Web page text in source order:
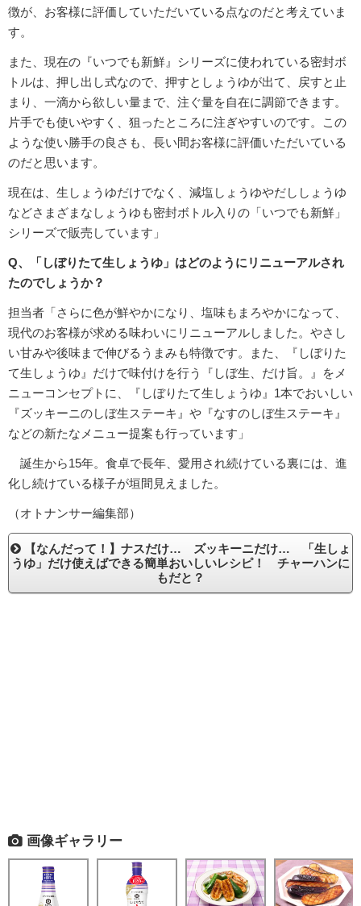
徴が、お客様に評価していただいている点なのだと考えていま
す。
また、現在の『いつでも新鮮』シリーズに使われている密封ボ
トルは、押し出し式なので、押すとしょうゆが出て、戻すと止
まり、一滴から欲しい量まで、注ぐ量を自在に調節できます。
片手でも使いやすく、狙ったところに注ぎやすいのです。この
ような使い勝手の良さも、長い間お客様に評価いただいている
のだと思います。
現在は、生しょうゆだけでなく、減塩しょうゆやだししょうゆ
などさまざまなしょうゆも密封ボトル入りの「いつでも新鮮」
シリーズで販売しています」
Q、「しぼりたて生しょうゆ」はどのようにリニューアルされ
たのでしょうか？
担当者「さらに色が鮮やかになり、塩味もまろやかになって、
現代のお客様が求める味わいにリニューアルしました。やさし
い甘みや後味まで伸びるうまみも特徴です。また、『しぼりた
て生しょうゆ』だけで味付けを行う『しぼ生、だけ旨。』をメ
ニューコンセプトに、『しぼりたて生しょうゆ』1本でおいしい
『ズッキーニのしぼ生ステーキ』や『なすのしぼ生ステーキ』
などの新たなメニュー提案も行っています」
誕生から15年。食卓で長年、愛用され続けている裏には、進
化し続けている様子が垣間見えました。
（オトナンサー編集部）
【なんだって！】ナスだけ… ズッキーニだけ… 「生しょ
うゆ」だけ使えばできる簡単おいしいレシピ！ チャーハンに
もだと？
画像ギャラリー